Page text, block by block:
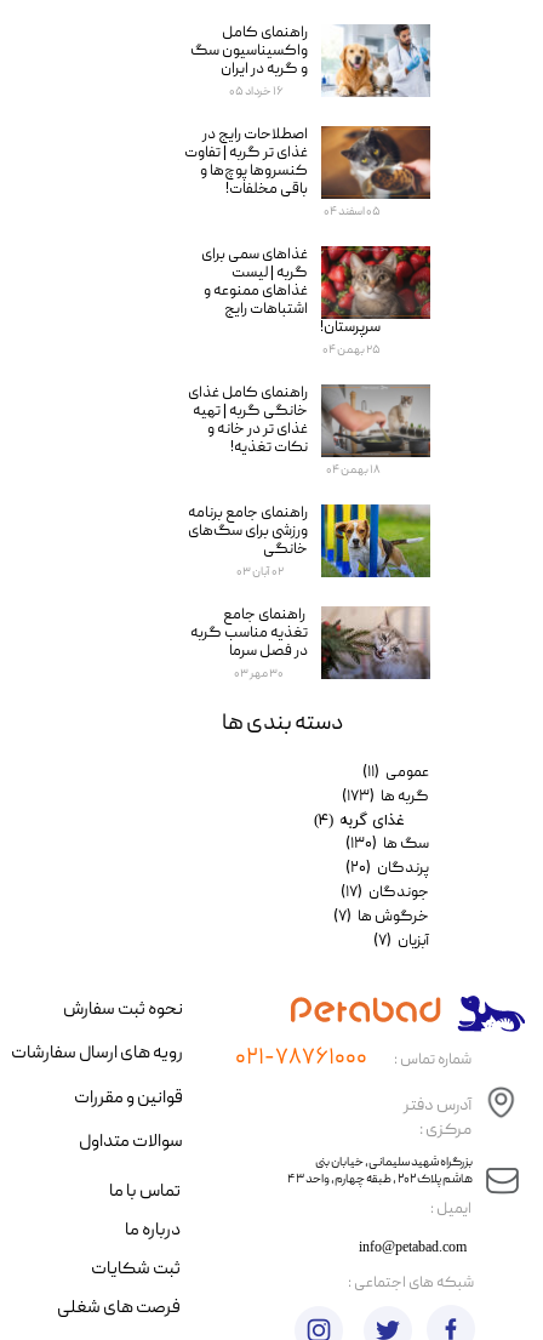
راهنمای کامل
واکسیناسیون سگ
و گربه در ایران
۱۶ خرداد ۰۵
اصطلاحات رایج در
غذای تر گربه | تفاوت
کنسروها پوچ‌ها و
باقی مخلفات!
۰۵ اسفند ۰۴
غذاهای سمی برای
گربه‌ | لیست
غذاهای ممنوعه و
اشتباهات رایج
سرپرستان!
۲۵ بهمن ۰۴
راهنمای کامل غذای
خانگی گربه | تهیه
غذای تر در خانه و
نکات تغذیه!
۱۸ بهمن ۰۴
راهنمای جامع برنامه
ورزشی برای سگ‌های
خانگی
۰۲ آبان ۰۳
راهنمای جامع
تغذیه مناسب گربه
در فصل سرما
۳۰ مهر ۰۳
دسته بندی ها
عمومی (۱۱)
گربه ها (۱۷۳)
غذای گربه (۴)
سگ ها (۱۳۰)
پرندگان (۲۰)
جوندگان (۱۷)
خرگوش ها (۷)
آبزیان (۷)
​ایمیل :
آدرس دفتر
مرکزی :
info@petabad.com
​​بزرگراه شهید سلیمانی، خیابان بنی
هاشم پلاک ۲۰۲ ، طبقه چهارم، واحد ۴۳
شماره تماس : ۰۲۱-۷۸۷۶۱۰۰۰
نحوه ثبت سفارش
رویه های ارسال سفارشات
قوانین و مقررات
سوالات متداول
تماس با ما
درباره ما
ثبت شکایات
فرصت های شغلی
​شبکه های اجتماعی :